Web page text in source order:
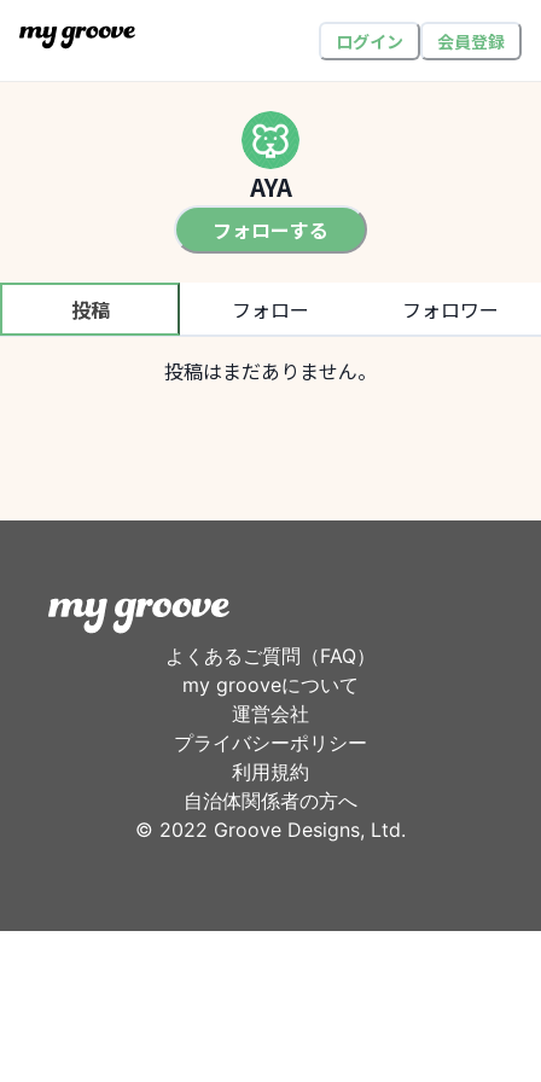
ログイン 会員登録
AYA
フォローする
投稿 フォロー フォロワー
投稿はまだありません。
よくあるご質問（FAQ）
my grooveについて
運営会社
プライバシーポリシー
利用規約
自治体関係者の方へ
©︎ 2022 Groove Designs, Ltd.